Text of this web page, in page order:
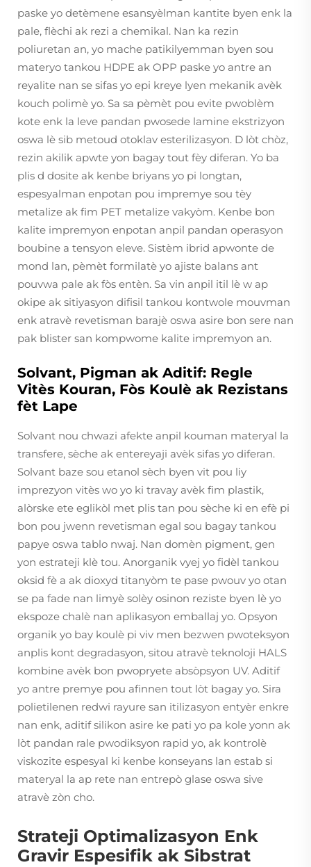
paske yo detèmene esansyèlman kantite byen enk la
pale, flèchi ak rezi a chemikal. Nan ka rezin
poliuretan an, yo mache patikilyemman byen sou
materyo tankou HDPE ak OPP paske yo antre an
reyalite nan se sifas yo epi kreye lyen mekanik avèk
kouch polimè yo. Sa sa pèmèt pou evite pwoblèm
kote enk la leve pandan pwosede lamine ekstrizyon
oswa lè sib metoud otoklav esterilizasyon. D lòt chòz,
rezin akilik apwte yon bagay tout fèy diferan. Yo ba
plis d dosite ak kenbe briyans yo pi longtan,
espesyalman enpotan pou impremye sou tèy
metalize ak fim PET metalize vakyòm. Kenbe bon
kalite impremyon enpotan anpil pandan operasyon
boubine a tensyon eleve. Sistèm ibrid apwonte de
mond lan, pèmèt formilatè yo ajiste balans ant
pouvwa pale ak fòs entèn. Sa vin anpil itil lè w ap
okipe ak sitiyasyon difisil tankou kontwole mouvman
enk atravè revetisman barajè oswa asire bon sere nan
pak blister san kompwome kalite impremyon an.
Solvant, Pigman ak Aditif: Regle
Vitès Kouran, Fòs Koulè ak Rezistans
fèt Lape
Solvant nou chwazi afekte anpil kouman materyal la
transfere, sèche ak entereyaji avèk sifas yo diferan.
Solvant baze sou etanol sèch byen vit pou liy
imprezyon vitès wo yo ki travay avèk fim plastik,
alòrske ete eglikòl met plis tan pou sèche ki en efè pi
bon pou jwenn revetisman egal sou bagay tankou
papye oswa tablo nwaj. Nan domèn pigment, gen
yon estrateji klè tou. Anorganik vyej yo fidèl tankou
oksid fè a ak dioxyd titanyòm te pase pwouv yo otan
se pa fade nan limyè solèy osinon reziste byen lè yo
ekspoze chalè nan aplikasyon emballaj yo. Opsyon
organik yo bay koulè pi viv men bezwen pwoteksyon
anplis kont degradasyon, sitou atravè teknoloji HALS
kombine avèk bon pwopryete absòpsyon UV. Aditif
yo antre premye pou afinnen tout lòt bagay yo. Sira
polietilenen redwi rayure san itilizasyon entyèr enkre
nan enk, aditif silikon asire ke pati yo pa kole yonn ak
lòt pandan rale pwodiksyon rapid yo, ak kontrolè
viskozite espesyal ki kenbe konseyans lan estab si
materyal la ap rete nan entrepò glase oswa sive
atravè zòn cho.
Strateji Optimalizasyon Enk
Gravir Espesifik ak Sibstrat